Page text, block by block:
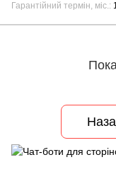
Гарантійний термін, міс.